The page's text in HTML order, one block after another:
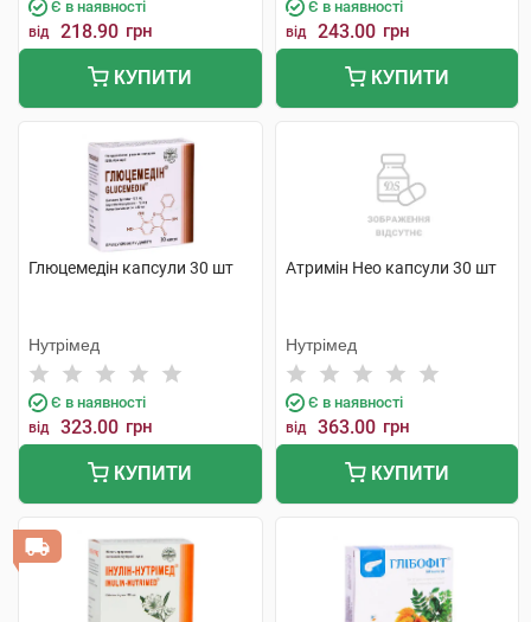
Є в наявності
від 218.90 грн
КУПИТИ
Є в наявності
від 243.00 грн
КУПИТИ
Глюцемедін капсули 30 шт
Нутрімед
Є в наявності
від 323.00 грн
КУПИТИ
Атримін Нео капсули 30 шт
Нутрімед
Є в наявності
від 363.00 грн
КУПИТИ